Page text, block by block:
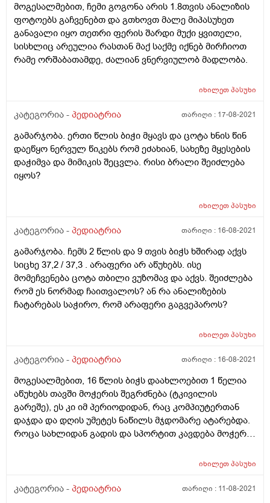
მოგესალმებით, ჩემი გოგონა არის 1.8თვის ანალიზის
ფოტოებს გაჩვენებთ და გთხოვთ მალე მიპასუხეთ
განავალი იყო თეთრი ფერის შარდი მუქი ყვითელი,
სისხლიც არეულია რასთან მაქ საქმე იქნებ მირჩიოთ
რამე ორშაბათამდე, ძალიან ვნერვიულობ მადლობა.
იხილეთპასუხი
კატეგორია - პედიატრია თარიღი : 17-08-2021
გამარჯობა. ერთი წლის ბიჭი მყავს და ცოტა ხნის წინ
დაეწყო ნერვულ წიკებს რომ ეძახიან, სახეზე მყესების
დაჭიმვა და მიმიკის შეცვლა. რისი ბრალი შეიძლება
იყოს?
იხილეთპასუხი
კატეგორია - პედიატრია თარიღი : 16-08-2021
გამარჯობა. ჩემს 2 წლის და 9 თვის ბიჭს ხშირად აქვს
სიცხე 37,2 / 37,3 . არაფერი არ აწუხებს. ისე
მომეჩვენება ცოტა თბილი ვუზომავ და აქვს. შეიძლება
რომ ეს ნორმად ჩაითვალოს? ან რა ანალიზების
ჩატარებას საჭირო, რომ არაფერი გაგვეპაროს?
იხილეთპასუხი
კატეგორია - პედიატრია თარიღი : 16-08-2021
მოგესალმებით, 16 წლის ბიჭს დაახლოებით 1 წელია
აწუხებს თავში მოჭერის შეგრძნება (ტკივილის
გარეშე), ეს კი იმ პერიოდიდან, რაც კომპიუტერთან
დაჯდა და დღის უმეტეს ნაწილს მჯდომარე ატარებდა.
როცა სახლიდან გადის და სპორტით კავდება მოჭერას
იხილეთპასუხი
კატეგორია - პედიატრია თარიღი : 11-08-2021